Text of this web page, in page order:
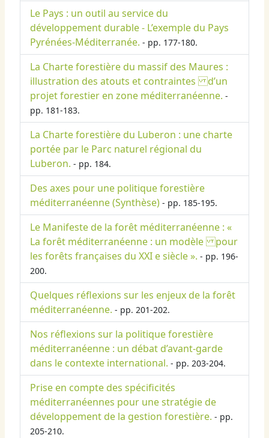
Le Pays : un outil au service du
développement durable - L’exemple du Pays
Pyrénées-Méditerranée. - pp. 177-180.
La Charte forestière du massif des Maures :
illustration des atouts et contraintes d’un
projet forestier en zone méditerranéenne. -
pp. 181-183.
La Charte forestière du Luberon : une charte
portée par le Parc naturel régional du
Luberon. - pp. 184.
Des axes pour une politique forestière
méditerranéenne (Synthèse) - pp. 185-195.
Le Manifeste de la forêt méditerranéenne : «
La forêt méditerranéenne : un modèle pour
les forêts françaises du XXI e siècle ». - pp. 196-
200.
Quelques réflexions sur les enjeux de la forêt
méditerranéenne. - pp. 201-202.
Nos réflexions sur la politique forestière
méditerranéenne : un débat d’avant-garde
dans le contexte international. - pp. 203-204.
Prise en compte des spécificités
méditerranéennes pour une stratégie de
développement de la gestion forestière. - pp.
205-210.